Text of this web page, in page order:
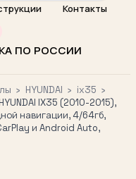
Контакты
ПО РОССИИ
› HYUNDAI › ix35 ›
IX35 (2010-2015),
навигации, 4/64гб,
и Android Auto,